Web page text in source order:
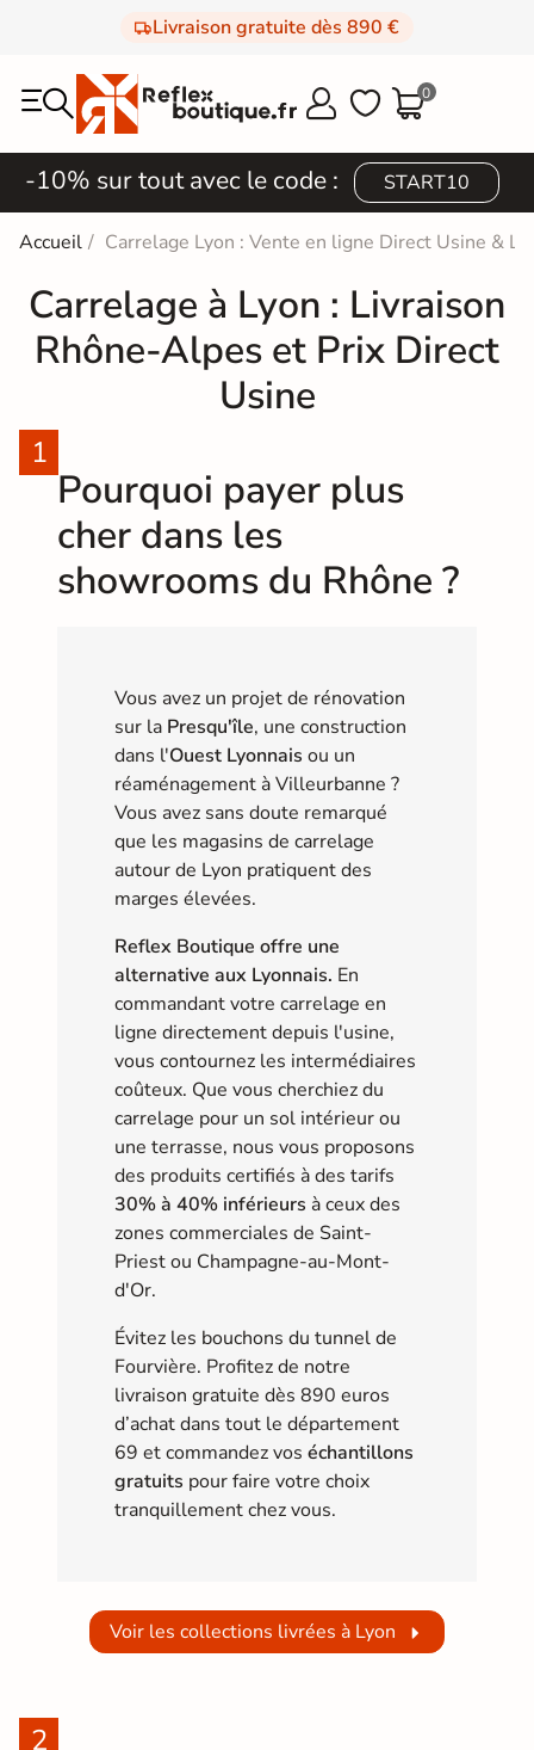
Livraison gratuite dès 890 €
  0
-10% sur tout avec le code : START10
Accueil Carrelage Lyon : Vente en ligne Direct Usine &
Carrelage à Lyon : Livraison
Rhône-Alpes et Prix Direct
Usine
Pourquoi payer plus
cher dans les
showrooms du Rhône ?
Vous avez un projet de rénovation
sur la Presqu'île, une construction
dans l'Ouest Lyonnais ou un
réaménagement à Villeurbanne ?
Vous avez sans doute remarqué
que les magasins de carrelage
autour de Lyon pratiquent des
marges élevées.
Reflex Boutique offre une
alternative aux Lyonnais. En
commandant votre carrelage en
ligne directement depuis l'usine,
vous contournez les intermédiaires
coûteux. Que vous cherchiez du
carrelage pour un sol intérieur ou
une terrasse, nous vous proposons
des produits certifiés à des tarifs
30% à 40% inférieurs à ceux des
zones commerciales de Saint-
Priest ou Champagne-au-Mont-
d'Or.
Évitez les bouchons du tunnel de
Fourvière. Profitez de notre
livraison gratuite dès 890 euros
d’achat dans tout le département
69 et commandez vos échantillons
gratuits pour faire votre choix
tranquillement chez vous.
Voir les collections livrées à Lyon